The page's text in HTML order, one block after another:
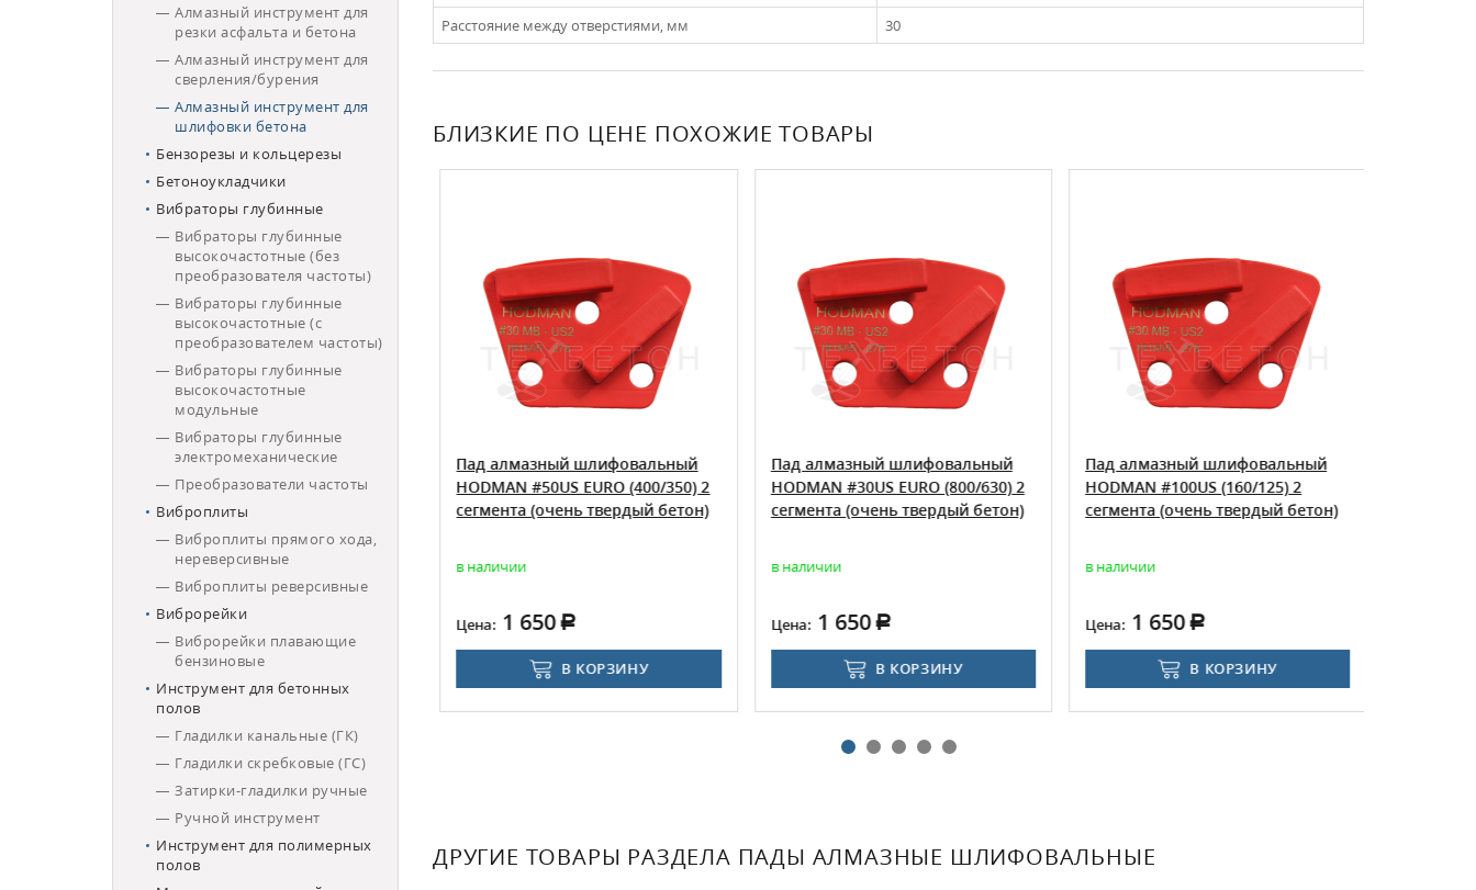
Алмазный инструмент для
резки асфальта и бетона
Алмазный инструмент для
сверления/бурения
Алмазный инструмент для
шлифовки бетона
Бензорезы и кольцерезы
Бетоноукладчики
Вибраторы глубинные
Вибраторы глубинные
высокочастотные (без
преобразователя частоты)
Вибраторы глубинные
высокочастотные (с
преобразователем частоты)
Вибраторы глубинные
высокочастотные
модульные
Вибраторы глубинные
электромеханические
Преобразователи частоты
Виброплиты
Виброплиты прямого хода,
нереверсивные
Виброплиты реверсивные
Виброрейки
Виброрейки плавающие
бензиновые
Инструмент для бетонных
полов
Гладилки канальные (ГК)
Гладилки скребковые (ГС)
Затирки-гладилки ручные
Ручной инструмент
Инструмент для полимерных
полов
Расстояние между отверстиями, мм
30
БЛИЗКИЕ ПО ЦЕНЕ ПОХОЖИЕ ТОВАРЫ
Пад алмазный шлифовальный
HODMAN #100US EURO (160/125) 2
сегмента (очень твердый бетон)
в наличии
Цена: 1 650
В КОРЗИНУ
Пад алмазный шлифовальный
HODMAN #50US EURO (400/350) 2
сегмента (очень твердый бетон)
в наличии
Цена: 1 650
В КОРЗИНУ
Пад алмазный шлифовальный
HODMAN #30US EURO (800/630) 2
сегмента (очень твердый бетон)
в наличии
Цена: 1 650
В КОРЗИНУ
Пад алмазный шлифовальный
HODMAN #100US (160/125) 2
сегмента (очень твердый бетон)
в наличии
Цена: 1 650
В КОРЗИНУ
ДРУГИЕ ТОВАРЫ РАЗДЕЛА ПАДЫ АЛМАЗНЫЕ ШЛИФОВАЛЬНЫЕ